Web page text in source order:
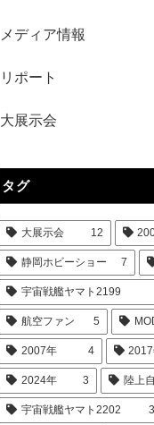
メディア情報
リポート
大展示会
タグ
大展示会 12
静岡ホビーショー 7
宇宙戦艦ヤマト2199
航空ファン 5
2007年 4
2024年 3 陸上
宇宙戦艦ヤマト2202 3